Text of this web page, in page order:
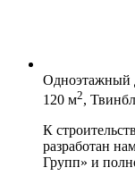
Одноэтажный
120 м2,
К
разработан
Групп» и